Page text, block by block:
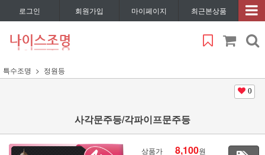
로그인 회원가입 마이페이지 최근본상품
특수조명 정원등
0
사각문주등/각파이프문주등
상품가 8,100원